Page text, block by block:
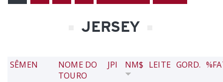
JERSEY
SÊMEN
NOME DO
TOURO
JPI NM$ LEITE GORD.